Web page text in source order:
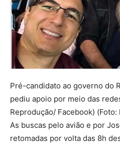
Pré-candidato ao governo do
pediu apoio por meio das
Reprodução/ Facebook)
As buscas pelo avião e por
retomadas por volta das 8h